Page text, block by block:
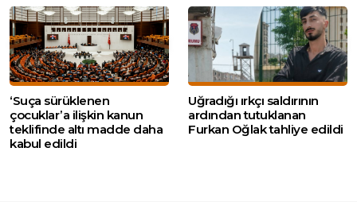
‘Suça sürüklenen
çocuklar’a ilişkin kanun
teklifinde altı madde daha
kabul edildi
Uğradığı ırkçı saldırının
ardından tutuklanan
Furkan Oğlak tahliye edildi